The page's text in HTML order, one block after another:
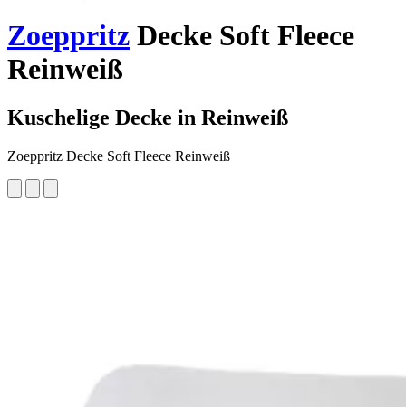
Zoeppritz Decke Soft Fleece
Reinweiß
Kuschelige Decke in Reinweiß
Zoeppritz Decke Soft Fleece Reinweiß